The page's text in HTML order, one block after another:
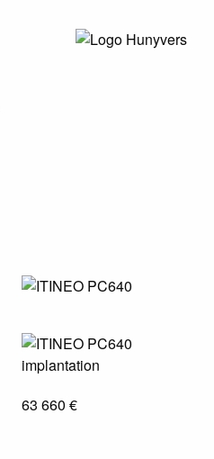
63 660 €